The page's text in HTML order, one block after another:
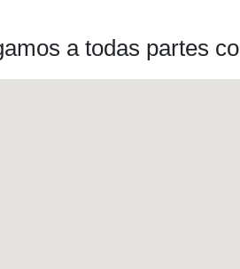
a todas partes